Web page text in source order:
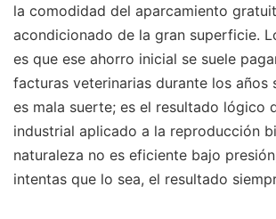
la comodidad del aparcamiento
acondicionado de la gran superficie.
es que ese ahorro inicial se suele
facturas veterinarias durante los años
es mala suerte; es el resultado lógico
industrial aplicado a la reproducción
naturaleza no es eficiente bajo
intentas que lo sea, el resultado